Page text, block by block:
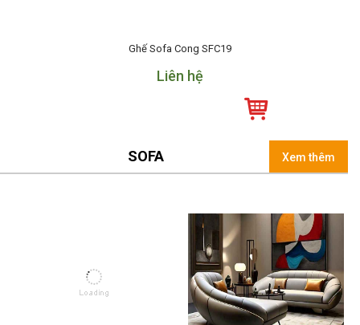
Ghế Sofa Cong SFC19
Liên hệ
SOFA Xem thêm